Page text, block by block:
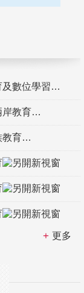
及數位學習
岸教育
教育
更多